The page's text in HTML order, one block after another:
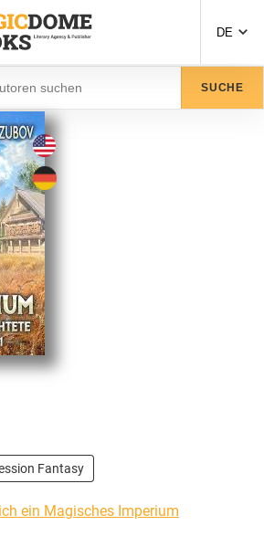
DE
SUCHE
Fantasy
ein Magisches Imperium